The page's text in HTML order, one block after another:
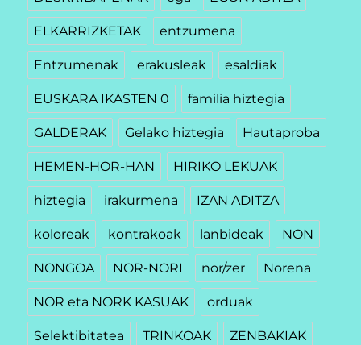
ELKARRIZKETAK entzumena
Entzumenak erakusleak esaldiak
EUSKARA IKASTEN 0 familia hiztegia
GALDERAK Gelako hiztegia Hautaproba
HEMEN-HOR-HAN HIRIKO LEKUAK
hiztegia irakurmena IZAN ADITZA
koloreak kontrakoak lanbideak NON
NONGOA NOR-NORI nor/zer Norena
NOR eta NORK KASUAK orduak
Selektibitatea TRINKOAK ZENBAKIAK